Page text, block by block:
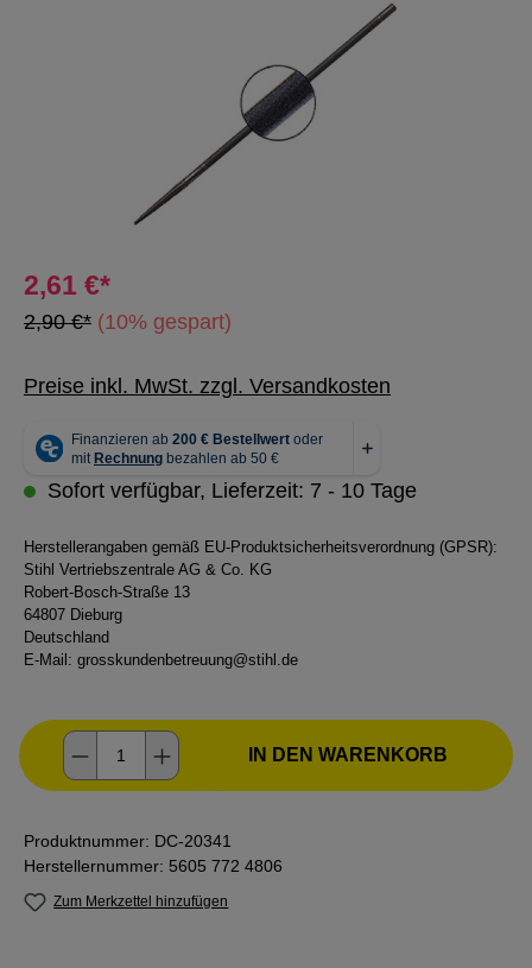
2,61 €*
2,90 €* (10% gespart)
Preise inkl. MwSt. zzgl. Versandkosten
Sofort verfügbar, Lieferzeit: 7 - 10 Tage
Herstellerangaben gemäß EU-Produktsicherheitsverordnung (GPSR):
Stihl Vertriebszentrale AG & Co. KG
Robert-Bosch-Straße 13
64807 Dieburg
Deutschland
E-Mail: grosskundenbetreuung@stihl.de
Produkt Anzahl: Gib den gewünschten
IN DEN WARENKORB
Produktnummer: DC-20341
Herstellernummer: 5605 772 4806
Zum Merkzettel hinzufügen